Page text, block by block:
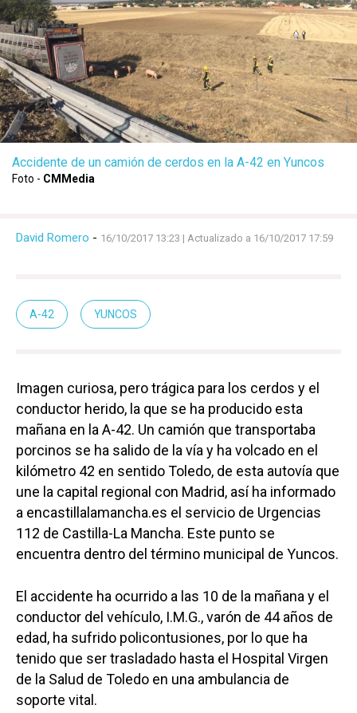
Accidente de un camión de cerdos en la A-42 en Yuncos
Foto - CMMedia
David Romero - 16/10/2017 13:23 | Actualizado a 16/10/2017 17:59
A-42 YUNCOS
Imagen curiosa, pero trágica para los cerdos y el
conductor herido, la que se ha producido esta
mañana en la A-42. Un camión que transportaba
porcinos se ha salido de la vía y ha volcado en el
kilómetro 42 en sentido Toledo, de esta autovía que
une la capital regional con Madrid, así ha informado
a encastillalamancha.es el servicio de Urgencias
112 de Castilla-La Mancha. Este punto se
encuentra dentro del término municipal de Yuncos.
El accidente ha ocurrido a las 10 de la mañana y el
conductor del vehículo, I.M.G., varón de 44 años de
edad, ha sufrido policontusiones, por lo que ha
tenido que ser trasladado hasta el Hospital Virgen
de la Salud de Toledo en una ambulancia de
soporte vital.